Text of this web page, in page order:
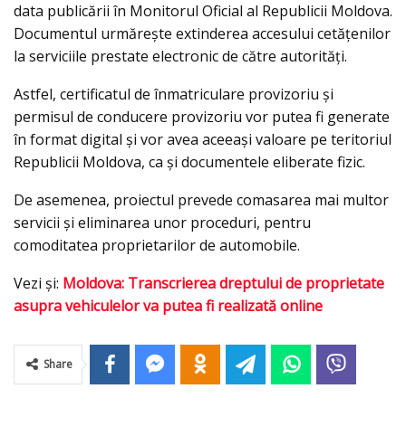
data publicării în Monitorul Oficial al Republicii Moldova.
Documentul urmărește extinderea accesului cetățenilor
la serviciile prestate electronic de către autorități.
Astfel, certificatul de înmatriculare provizoriu și
permisul de conducere provizoriu vor putea fi generate
în format digital și vor avea aceeași valoare pe teritoriul
Republicii Moldova, ca și documentele eliberate fizic.
De asemenea, proiectul prevede comasarea mai multor
servicii și eliminarea unor proceduri, pentru
comoditatea proprietarilor de automobile.
Vezi și: Moldova: Transcrierea dreptului de proprietate
asupra vehiculelor va putea fi realizată online
Share